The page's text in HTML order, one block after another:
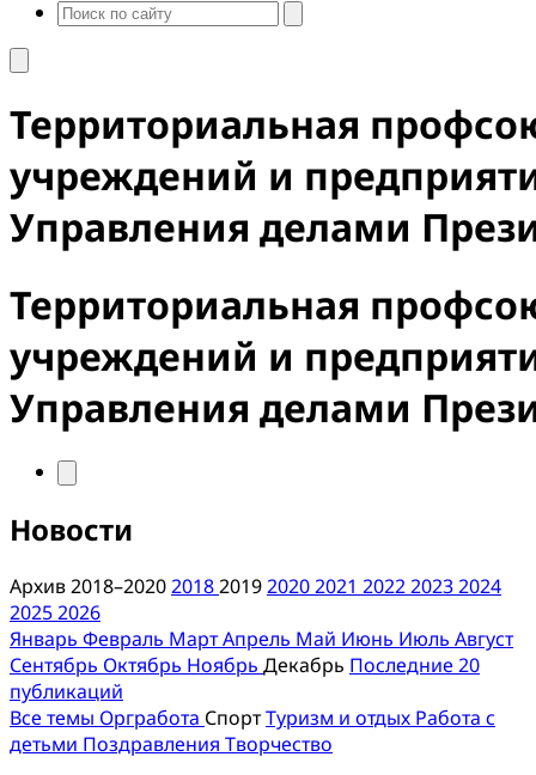
Территориальная
учреждений и
Управления делами
Территориальная
учреждений и
Управления делами
Новости
Архив 2018–20202018201920202021 202220232024
20252026
Январь Февраль МартАпрель Май Июнь Июль Август
Сентябрь Октябрь Ноябрь Декабрь Последние 20
публикаций
Все темы Оргработа СпортТуризм и отдых Работа с
детьми Поздравления Творчество